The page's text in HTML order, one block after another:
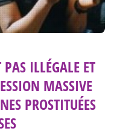
ILLÉGALE ET
MASSIVE
PROSTITUÉES